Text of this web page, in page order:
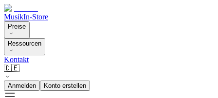
MusikIn-Store
Preise
Ressourcen
Kontakt
🇩🇪
Anmelden Konto erstellen